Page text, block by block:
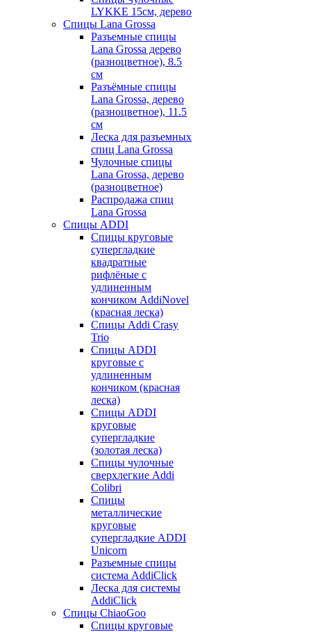
LYKKE 15см, дерево
Спицы Lana Grossa
Разъемные спицы
Lana Grossa дерево
(разноцветное), 8.5
см
Разъёмные спицы
Lana Grossa, дерево
(разноцветное), 11.5
см
Леска для разъемных
спиц Lana Grossa
Чулочные спицы
Lana Grossa, дерево
(разноцветное)
Распродажа спиц
Lana Grossa
Спицы ADDI
Спицы круговые
супергладкие
квадратные
рифлёные с
удлиненным
кончиком AddiNovel
(красная леска)
Спицы Addi Crasy
Trio
Спицы ADDI
круговые с
удлиненным
кончиком (красная
леска)
Спицы ADDI
круговые
супергладкие
(золотая леска)
Спицы чулочные
сверхлегкие Addi
Colibri
Спицы
металлические
круговые
супергладкие ADDI
Unicorn
Разъемные спицы
система AddiClick
Леска для системы
AddiClick
Спицы ChiaoGoo
Спицы круговые